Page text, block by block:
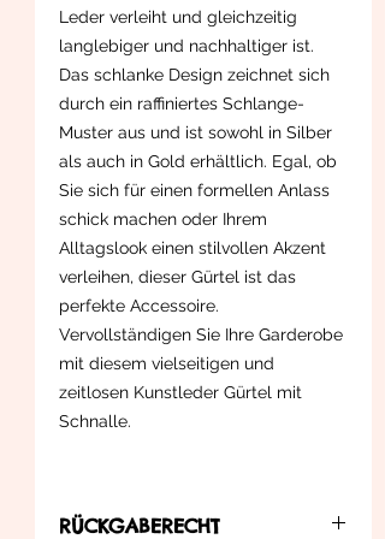
Leder verleiht und gleichzeitig
langlebiger und nachhaltiger ist.
Das schlanke Design zeichnet sich
durch ein raffiniertes Schlange-
Muster aus und ist sowohl in Silber
als auch in Gold erhältlich. Egal, ob
Sie sich für einen formellen Anlass
schick machen oder Ihrem
Alltagslook einen stilvollen Akzent
verleihen, dieser Gürtel ist das
perfekte Accessoire.
Vervollständigen Sie Ihre Garderobe
mit diesem vielseitigen und
zeitlosen Kunstleder Gürtel mit
Schnalle.
RÜCKGABERECHT